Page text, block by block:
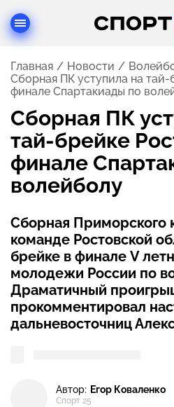
Главная Новости
Сборная ПК уступила на тай-
финале Спартакиады по
Сборная ПК
тай-брейке
финале
волейболу
Сборная Приморского
команде Ростовской
брейке в финале V
молодежи России по
Драматичный
прокомментировал
дальневосточниц
Автор: Егор Коваленко
Спорт 25